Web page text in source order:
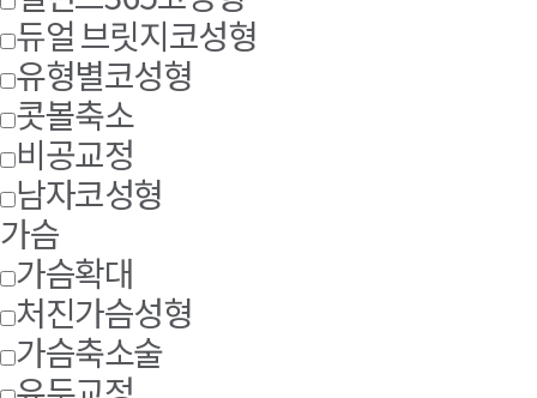
듀얼 브릿지코성형
유형별코성형
콧볼축소
비공교정
남자코성형
가슴
가슴확대
처진가슴성형
가슴축소술